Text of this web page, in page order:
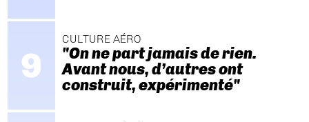
CULTURE AÉRO
"On ne part jamais de rien.
Avant nous, d’autres ont
construit, expérimenté"